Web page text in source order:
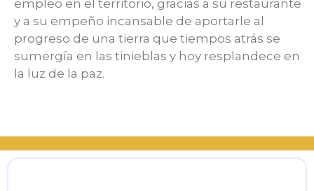
empleo en el territorio, gracias a su restaurante
y a su empeño incansable de aportarle al
progreso de una tierra que tiempos atrás se
sumergía en las tinieblas y hoy resplandece en
la luz de la paz.